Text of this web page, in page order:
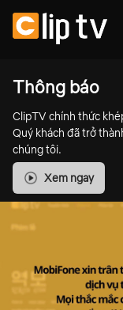
Thông báo
ClipTV chính thức
Quý khách đã trở
chúng tôi.
Xem ngay